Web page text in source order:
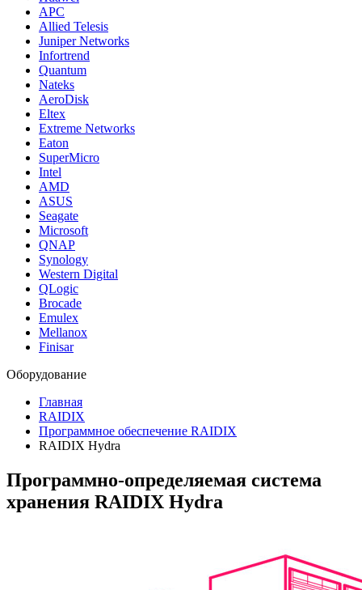
APC
Allied Telesis
Juniper Networks
Infortrend
Quantum
Nateks
AeroDisk
Eltex
Extreme Networks
Eaton
SuperMicro
Intel
AMD
ASUS
Seagate
Microsoft
QNAP
Synology
Western Digital
QLogic
Brocade
Emulex
Mellanox
Finisar
Оборудование
Главная
RAIDIX
Программное обеспечение RAIDIX
RAIDIX Hydra
Программно-определяемая система
хранения RAIDIX Hydra